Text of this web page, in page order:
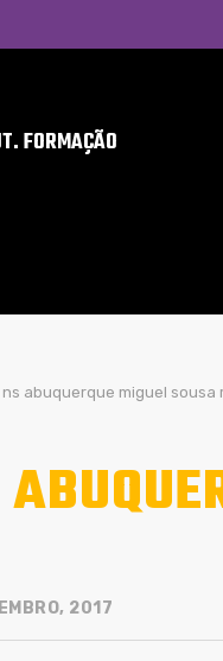
FORMAÇÃO
ns abuquerque miguel sousa
2017